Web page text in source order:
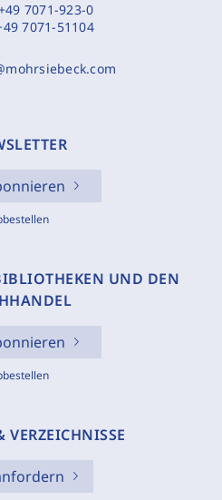
7071-923-0
7071-51104
UND DEN
VERZEICHNISSE